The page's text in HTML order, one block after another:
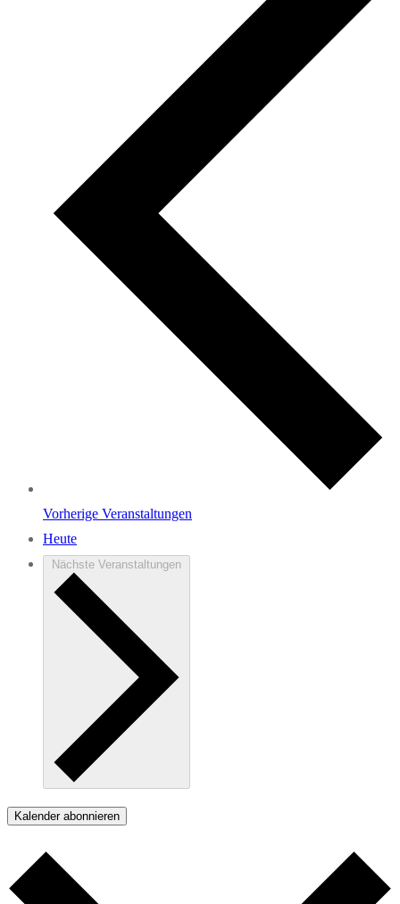
Vorherige Veranstaltungen
Heute
Nächste Veranstaltungen
Kalender abonnieren